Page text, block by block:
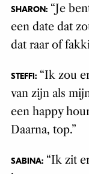
SHARON:“Je
een date dat
dat raar of
STEFFI:“Ik zou
van zijn als
een happy
Daarna, top.”
SABINA:“Ik zit